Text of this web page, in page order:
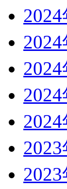
2024
2024
2024
2024
2024
2023
2023